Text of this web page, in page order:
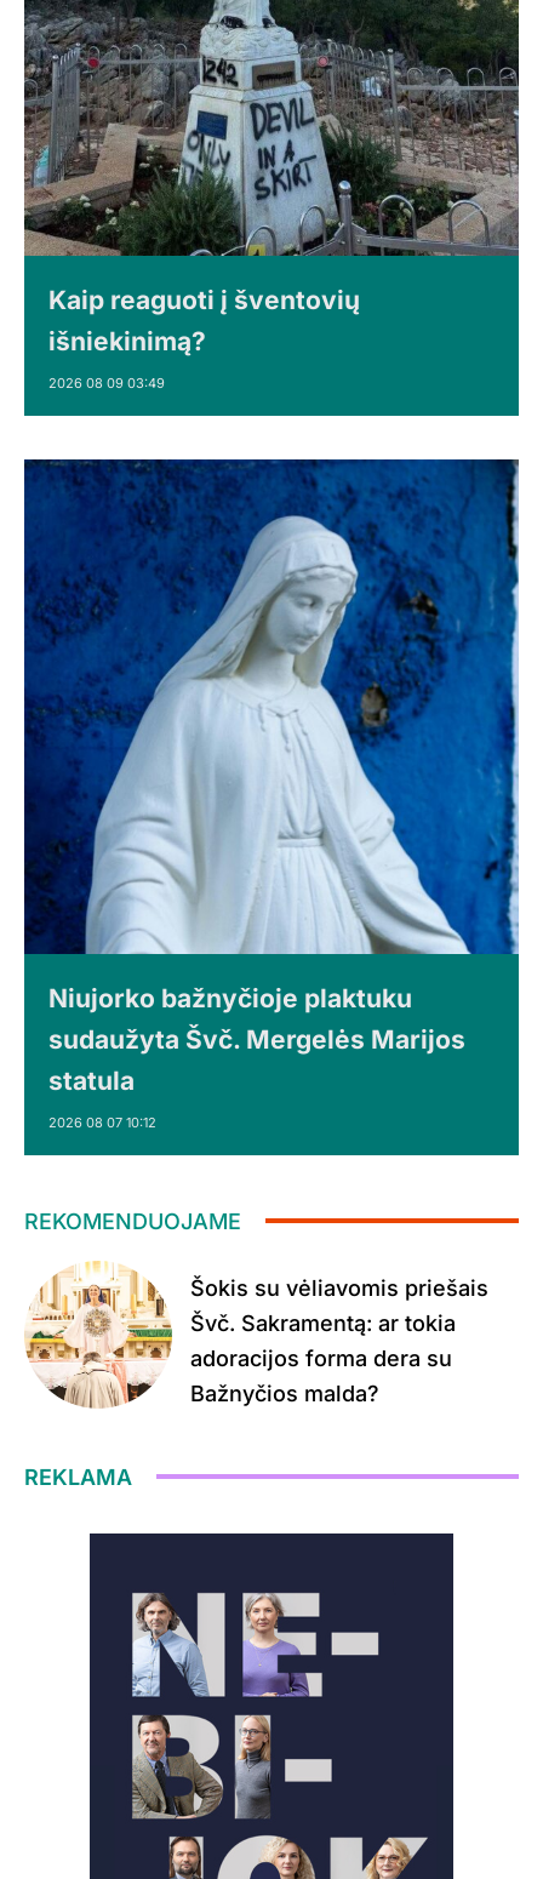
Kaip reaguoti į šventovių
išniekinimą?
2026 08 09 03:49
Niujorko bažnyčioje plaktuku
sudaužyta Švč. Mergelės Marijos
statula
2026 08 07 10:12
REKOMENDUOJAME
Šokis su vėliavomis priešais
Švč. Sakramentą: ar tokia
adoracijos forma dera su
Bažnyčios malda?
REKLAMA